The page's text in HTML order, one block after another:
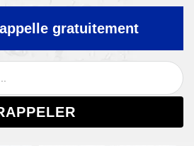
gratuitement